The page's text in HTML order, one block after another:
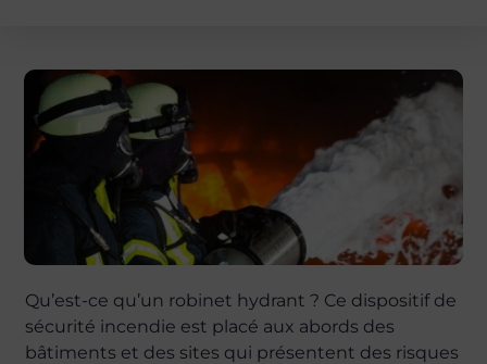
Qu’est-ce qu’un robinet hydrant ? Ce dispositif de
sécurité incendie est placé aux abords des
bâtiments et des sites qui présentent des risques